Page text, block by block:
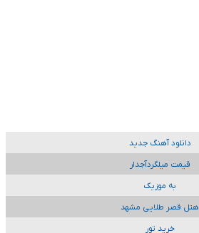
دانلود آهنگ جدید
قیمت میلگردآجدار
به موزیک
هتل قصر طلایی مشهد
خرید تور